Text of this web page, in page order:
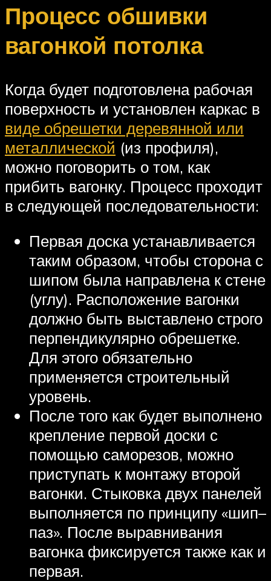
Процесс обшивки
вагонкой потолка
Когда будет подготовлена рабочая
поверхность и установлен каркас в
виде обрешетки деревянной или
металлической (из профиля),
можно поговорить о том, как
прибить вагонку. Процесс проходит
в следующей последовательности:
Первая доска устанавливается
таким образом, чтобы сторона с
шипом была направлена к стене
(углу). Расположение вагонки
должно быть выставлено строго
перпендикулярно обрешетке.
Для этого обязательно
применяется строительный
уровень.
После того как будет выполнено
крепление первой доски с
помощью саморезов, можно
приступать к монтажу второй
вагонки. Стыковка двух панелей
выполняется по принципу «шип–
паз». После выравнивания
вагонка фиксируется также как и
первая.